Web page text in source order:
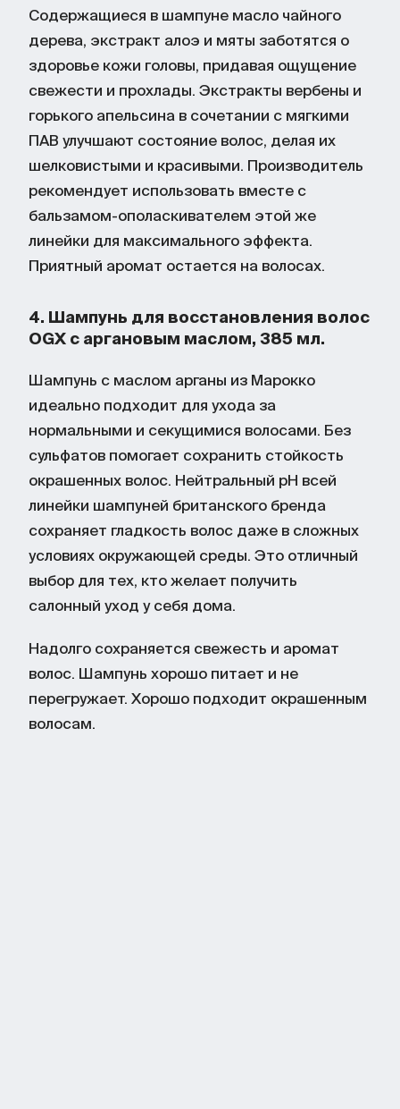
Содержащиеся в шампуне масло чайного
дерева, экстракт алоэ и мяты заботятся о
здоровье кожи головы, придавая ощущение
свежести и прохлады. Экстракты вербены и
горького апельсина в сочетании с мягкими
ПАВ улучшают состояние волос, делая их
шелковистыми и красивыми. Производитель
рекомендует использовать вместе с
бальзамом-ополаскивателем этой же
линейки для максимального эффекта.
Приятный аромат остается на волосах.
4. Шампунь для восстановления волос
OGX с аргановым маслом, 385 мл.
Шампунь с маслом арганы из Марокко
идеально подходит для ухода за
нормальными и секущимися волосами. Без
сульфатов помогает сохранить стойкость
окрашенных волос. Нейтральный pH всей
линейки шампуней британского бренда
сохраняет гладкость волос даже в сложных
условиях окружающей среды. Это отличный
выбор для тех, кто желает получить
салонный уход у себя дома.
Надолго сохраняется свежесть и аромат
волос. Шампунь хорошо питает и не
перегружает. Хорошо подходит окрашенным
волосам.